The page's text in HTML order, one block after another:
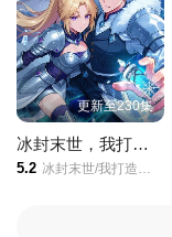
更新至230集
冰封末世，我打造完美领地动态漫画
5.2 冰封末世/我打造完美领地/动态漫画/